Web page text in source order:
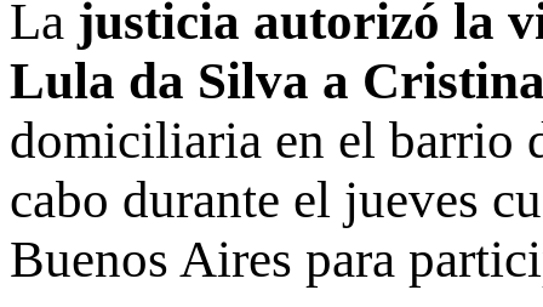
La justicia autorizó la
Lula da Silva a
domiciliaria en el barrio
cabo durante el jueves
Buenos Aires para